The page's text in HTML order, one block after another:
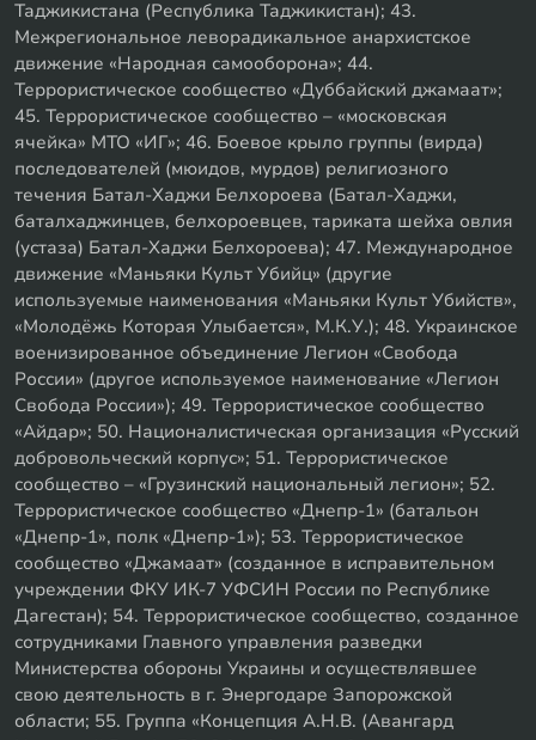
Таджикистана (Республика Таджикистан); 43.
Межрегиональное леворадикальное анархистское
движение «Народная самооборона»; 44.
Террористическое сообщество «Дуббайский джамаат»;
45. Террористическое сообщество – «московская
ячейка» МТО «ИГ»; 46. Боевое крыло группы (вирда)
последователей (мюидов, мурдов) религиозного
течения Батал-Хаджи Белхороева (Батал-Хаджи,
баталхаджинцев, белхороевцев, тариката шейха овлия
(устаза) Батал-Хаджи Белхороева); 47. Международное
движение «Маньяки Культ Убийц» (другие
используемые наименования «Маньяки Культ Убийств»,
«Молодёжь Которая Улыбается», М.К.У.); 48. Украинское
военизированное объединение Легион «Свобода
России» (другое используемое наименование «Легион
Свобода России»); 49. Террористическое сообщество
«Айдар»; 50. Националистическая организация «Русский
добровольческий корпус»; 51. Террористическое
сообщество – «Грузинский национальный легион»; 52.
Террористическое сообщество «Днепр-1» (батальон
«Днепр-1», полк «Днепр-1»); 53. Террористическое
сообщество «Джамаат» (созданное в исправительном
учреждении ФКУ ИК-7 УФСИН России по Республике
Дагестан); 54. Террористическое сообщество, созданное
сотрудниками Главного управления разведки
Министерства обороны Украины и осуществлявшее
свою деятельность в г. Энергодаре Запорожской
области; 55. Группа «Концепция А.Н.В. (Авангард